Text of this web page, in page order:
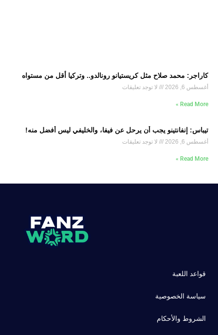
كاراجر: محمد صلاح مثل كريستيانو رونالدو.. وتركيا أقل من مستواه
أغسطس 6, 2026 لا توجد تعليقات
Read More »
تيباس: إنفانتينو يجب أن يرحل عن فيفا، والخليفي ليس أفضل منه!
أغسطس 6, 2026 لا توجد تعليقات
Read More »
قواعد اللعبة
سياسة الخصوصية
الشروط والأحكام